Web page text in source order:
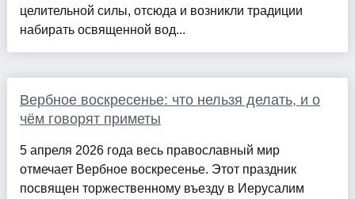
целительной силы, отсюда и возникли традиции
набирать освященной вод...
Вербное воскресенье: что нельзя делать, и о
чём говорят приметы
5 апреля 2026 года весь православный мир
отмечает Вербное воскресенье. Этот праздник
посвящен торжественному въезду в Иерусалим